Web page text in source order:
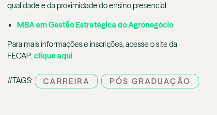
qualidade e da proximidade do ensino presencial.
MBA em Gestão Estratégica do Agronegócio
Para mais informações e inscrições, acesse o site da
FECAP:clique aqui
#TAGS: CARREIRA PÓS GRADUAÇÃO